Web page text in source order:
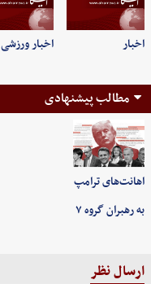
اخبار اخبار ورزشی
مطالب پیشنهادی
اهانت‌های ترامپ
به رهبران گروه ۷
ارسال نظر